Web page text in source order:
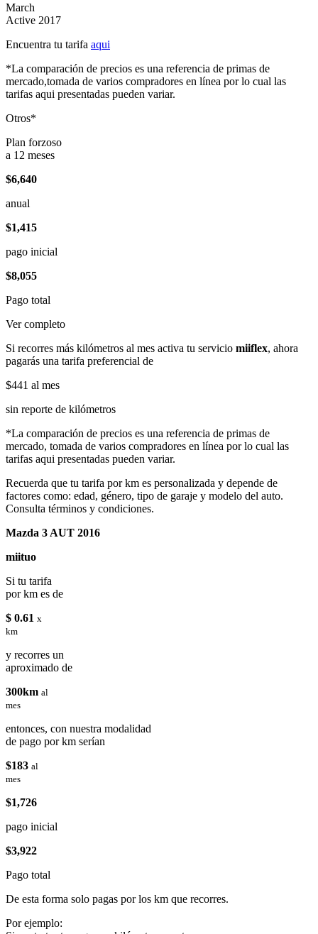
March
Active 2017
Encuentra tu tarifa aqui
*La comparación de precios es una referencia de primas de
mercado,tomada de varios compradores en línea por lo cual las
tarifas aqui presentadas pueden variar.
Otros*
Plan forzoso
a 12 meses
$6,640
anual
$1,415
pago inicial
$8,055
Pago total
Ver completo
Si recorres más kilómetros al mes activa tu servicio miiflex, ahora
pagarás una tarifa preferencial de
$441 al mes
sin reporte de kilómetros
*La comparación de precios es una referencia de primas de
mercado, tomada de varios compradores en línea por lo cual las
tarifas aqui presentadas pueden variar.
Recuerda que tu tarifa por km es personalizada y depende de
factores como: edad, género, tipo de garaje y modelo del auto.
Consulta términos y condiciones.
Mazda 3 AUT 2016
miituo
Si tu tarifa
por km es de
$ 0.61 x
km
y recorres un
aproximado de
300km al
mes
entonces, con nuestra modalidad
de pago por km serían
$183 al
mes
$1,726
pago inicial
$3,922
Pago total
De esta forma solo pagas por los km que recorres.
Por ejemplo: